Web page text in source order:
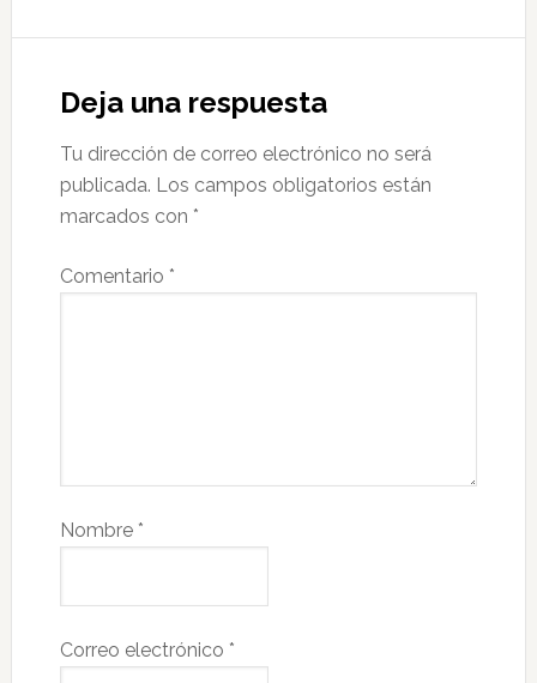
Deja una respuesta
Tu dirección de correo electrónico no será
publicada. Los campos obligatorios están
marcados con *
Comentario *
Nombre *
Correo electrónico *